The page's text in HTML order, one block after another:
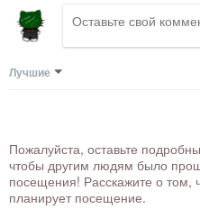
Лучшие
Пожалуйста, оставьте
чтобы другим людям было
посещения! Расскажите о том,
планирует посещение.